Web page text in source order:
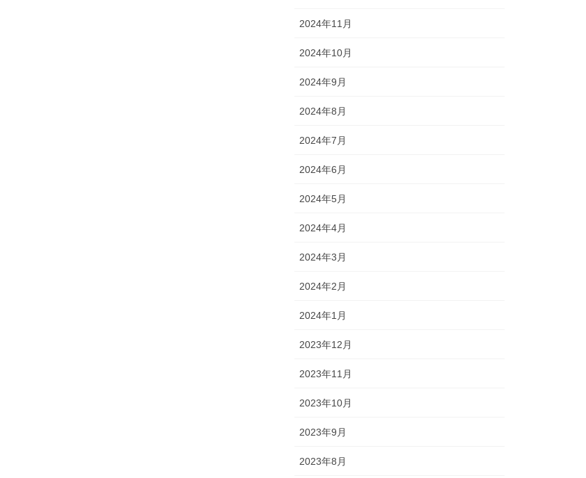
2024年11月
2024年10月
2024年9月
2024年8月
2024年7月
2024年6月
2024年5月
2024年4月
2024年3月
2024年2月
2024年1月
2023年12月
2023年11月
2023年10月
2023年9月
2023年8月